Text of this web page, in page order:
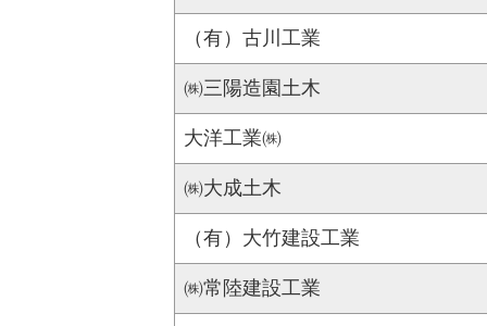
（有）古川工業
㈱三陽造園土木
大洋工業㈱
㈱大成土木
（有）大竹建設工業
㈱常陸建設工業